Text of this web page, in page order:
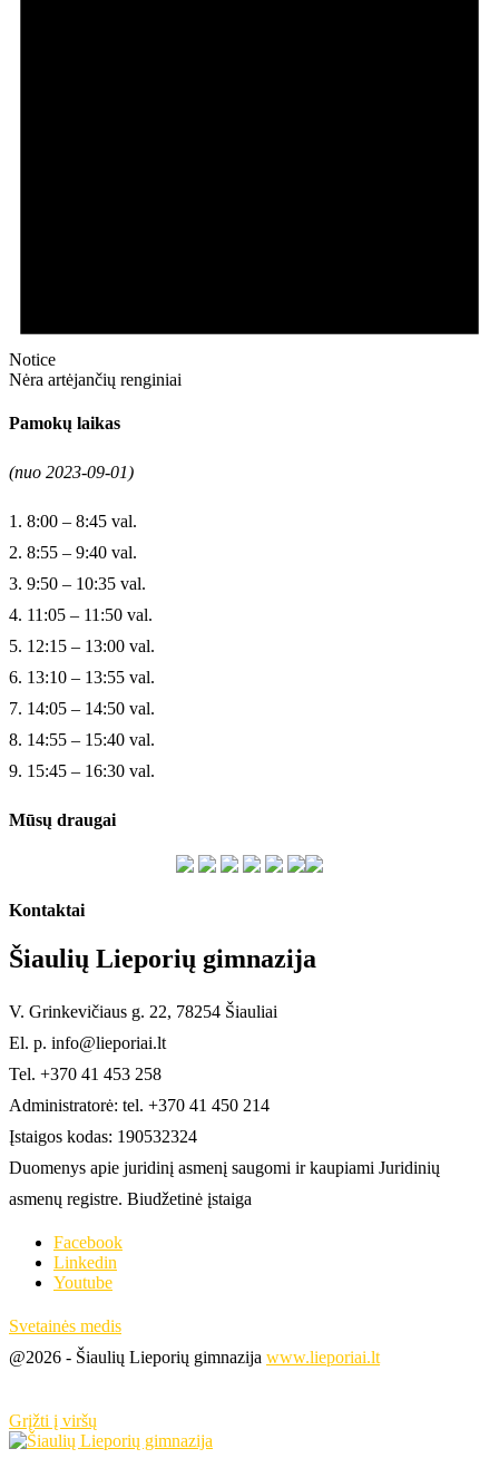
Notice
Nėra artėjančių renginiai
Pamokų laikas
(nuo 2023-09-01)
1. 8:00 – 8:45 val.
2. 8:55 – 9:40 val.
3. 9:50 – 10:35 val.
4. 11:05 – 11:50 val.
5. 12:15 – 13:00 val.
6. 13:10 – 13:55 val.
7. 14:05 – 14:50 val.
8. 14:55 – 15:40 val.
9. 15:45 – 16:30 val.
Mūsų draugai
Kontaktai
Šiaulių Lieporių gimnazija
V. Grinkevičiaus g. 22, 78254 Šiauliai
El. p. info@lieporiai.lt
Tel. +370 41 453 258
Administratorė: tel. +370 41 450 214
Įstaigos kodas: 190532324
Duomenys apie juridinį asmenį saugomi ir kaupiami Juridinių
asmenų registre. Biudžetinė įstaiga
Facebook
Linkedin
Youtube
Svetainės medis
@2026 - Šiaulių Lieporių gimnazija www.lieporiai.lt
Grįžti į viršų